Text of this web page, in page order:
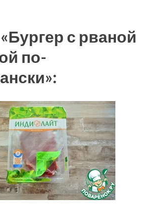
с рваной
по-